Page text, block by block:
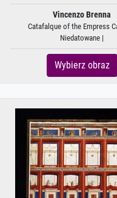
Vincenzo Brenna
Catafalque of the Empress
Niedatowane |
Wybierz obraz